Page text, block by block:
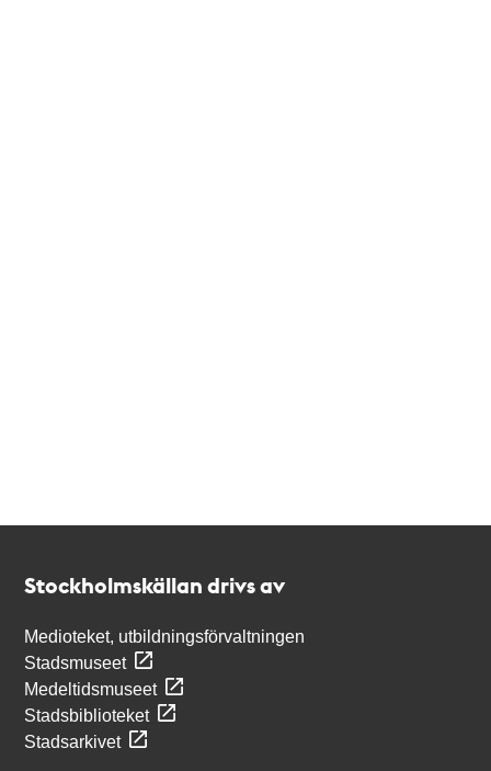
Stockholmskällan drivs av
Medioteket, utbildningsförvaltningen
Stadsmuseet
Medeltidsmuseet
Stadsbiblioteket
Stadsarkivet